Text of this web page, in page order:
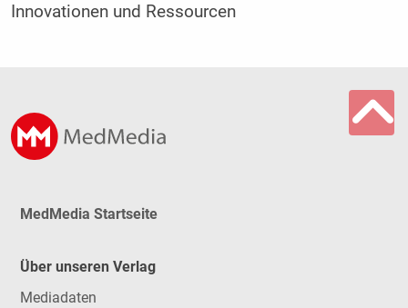
Innovationen und Ressourcen
MedMedia Startseite
Über unseren Verlag
Mediadaten